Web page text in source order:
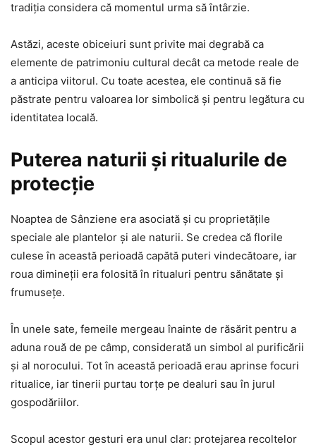
tradiția considera că momentul urma să întârzie.
Astăzi, aceste obiceiuri sunt privite mai degrabă ca
elemente de patrimoniu cultural decât ca metode reale de
a anticipa viitorul. Cu toate acestea, ele continuă să fie
păstrate pentru valoarea lor simbolică și pentru legătura cu
identitatea locală.
Puterea naturii și ritualurile de
protecție
Noaptea de Sânziene era asociată și cu proprietățile
speciale ale plantelor și ale naturii. Se credea că florile
culese în această perioadă capătă puteri vindecătoare, iar
roua dimineții era folosită în ritualuri pentru sănătate și
frumusețe.
În unele sate, femeile mergeau înainte de răsărit pentru a
aduna rouă de pe câmp, considerată un simbol al purificării
și al norocului. Tot în această perioadă erau aprinse focuri
ritualice, iar tinerii purtau torțe pe dealuri sau în jurul
gospodăriilor.
Scopul acestor gesturi era unul clar: protejarea recoltelor